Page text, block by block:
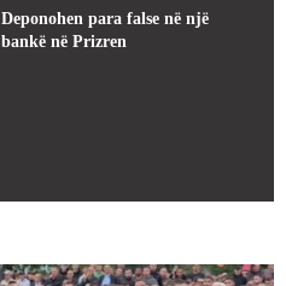
Deponohen para false në një
bankë në Prizren